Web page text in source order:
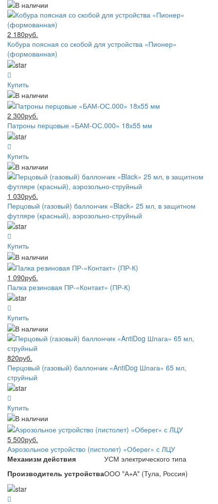
2 180руб.
Кобура поясная со скобой для устройства «Пионер»
(формованная)
Купить
2 300руб.
Патроны перцовые «БАМ-ОС.000» 18х55 мм
Купить
1 030руб.
Перцовый (газовый) баллончик «Black» 25 мл, в защитном
футляре (красный), аэрозольно-струйный
Купить
1 090руб.
Палка резиновая ПР-«Контакт» (ПР-К)
Купить
820руб.
Перцовый (газовый) баллончик «AntiDog Шпага» 65 мл,
струйный
Купить
5 500руб.
Аэрозольное устройство (пистолет) «Оберег» с ЛЦУ
Механизм действия
УСМ электрического типа
Производитель устройстваООО "А+А" (Тула, Россия)